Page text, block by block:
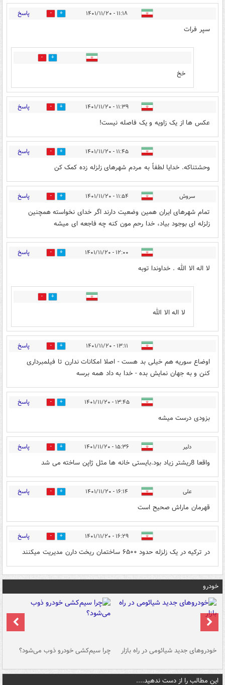
۱۱:۱۸ - ۱۴۰۱/۱۱/۲۰ 2 پاسخ
سپر فرات
0
خخ
۱۱:۳۹ - ۱۴۰۱/۱۱/۲۰ 1 پاسخ
عکس ها از یک زاویه و یک فاصله نیست!
۱۱:۴۵ - ۱۴۰۱/۱۱/۲۰ 13 پاسخ
وحشتناکه. خدایا لطفاً به مردم شهرهای زلزله زده کمک کن
سروش ۱۱:۵۴ - ۱۴۰۱/۱۱/۲۰ 7 پاسخ
تمام شهرهای ایران همین وضعیت دارند اگر خدای نخواسته همچنین
زلزله ای بوجود بیاد، خدا رحم مون کنه چه فاجعه ای میشه
۱۲:۰۰ - ۱۴۰۱/۱۱/۲۰ 11 پاسخ
لا اله الا الله . خداوندا توبه
3
لا اله الا الله
۱۳:۱۱ - ۱۴۰۱/۱۱/۲۰ 3 پاسخ
اوضاع سوریه هم خیلی بد هست - اصلا امکانات ندارن تا فیلمبرداری
کنن و به جهان نمایش بده - خدا به داد همه برسه
۱۳:۴۵ - ۱۴۰۱/۱۱/۲۰ 0 پاسخ
بزودی درست میشه
دلیر ۱۵:۳۶ - ۱۴۰۱/۱۱/۲۰ 0 پاسخ
واقعا 8ریشتر زیاد بود.بایستی خانه ها مثل ژاپن ساخته می شد
علی ۱۶:۱۴ - ۱۴۰۱/۱۱/۲۰ 0 پاسخ
قهرمان ماراش صحیح است
۱۶:۲۹ - ۱۴۰۱/۱۱/۲۰ 0 پاسخ
در ترکیه در یک زلزله حدود ۶۵۰۰ ساختمان ریخت دارن مدیریت میکنند
خودرو
خودروهای جدید شیائومی در راه بازار چرا سیم‌کشی خودرو ذوب می‌شود؟
این مطالب را از دست ندهید....